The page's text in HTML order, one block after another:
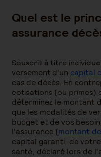
Quel est le
assurance
Souscrit à titre
versement d'un capital
cas de décès. En
cotisations (ou primes)
déterminez le montant
que les modalités de
budget et de vos
l'assurance (montant
capital garanti, de
santé, déclaré lors de